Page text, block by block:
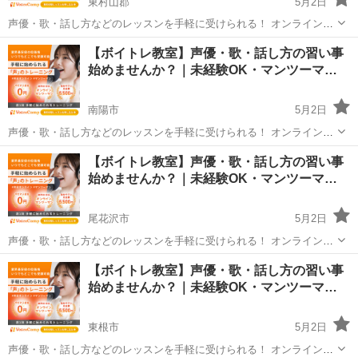
声優・歌・話し方などのレッスンを手軽に受けられる！ オンラインボ
イトレ教室「Voice Camp（ボイスキャンプ）」 「声優のレッスンを一
度受けてみたい」 「話し方に自信がなくて改善したい」 「歌が上手く
なって気...
山形 東村山郡 その他
【ボイトレ教室】声優・歌・話し方の習い事
始めませんか？｜未経験OK・マンツーマ…
南陽市
5月2日
声優・歌・話し方などのレッスンを手軽に受けられる！ オンラインボ
イトレ教室「Voice Camp（ボイスキャンプ）」 「声優のレッスンを一
度受けてみたい」 「話し方に自信がなくて改善したい」 「歌が上手く
なって気...
山形 南陽市 その他 声優
【ボイトレ教室】声優・歌・話し方の習い事
始めませんか？｜未経験OK・マンツーマ…
尾花沢市
5月2日
声優・歌・話し方などのレッスンを手軽に受けられる！ オンラインボ
イトレ教室「Voice Camp（ボイスキャンプ）」 「声優のレッスンを一
度受けてみたい」 「話し方に自信がなくて改善したい」 「歌が上手く
なって気...
山形 尾花沢市 その他 声優
【ボイトレ教室】声優・歌・話し方の習い事
始めませんか？｜未経験OK・マンツーマ…
東根市
5月2日
声優・歌・話し方などのレッスンを手軽に受けられる！ オンラインボ